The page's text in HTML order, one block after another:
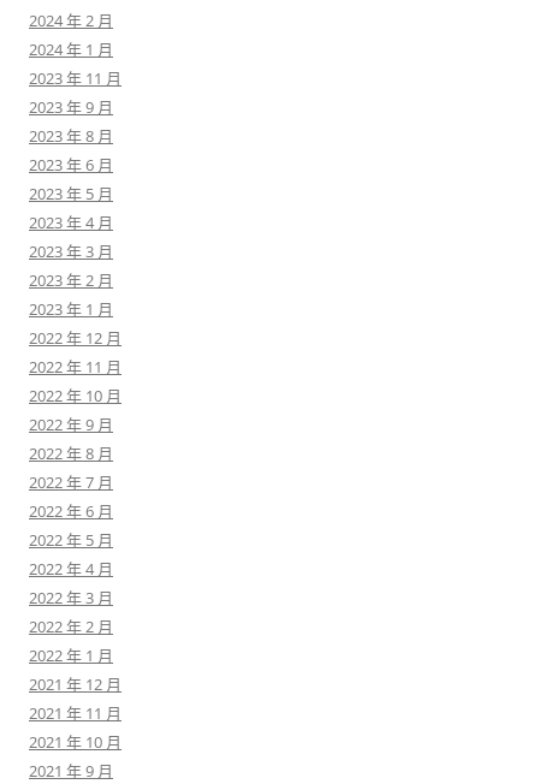
2024 年 2 月
2024 年 1 月
2023 年 11 月
2023 年 9 月
2023 年 8 月
2023 年 6 月
2023 年 5 月
2023 年 4 月
2023 年 3 月
2023 年 2 月
2023 年 1 月
2022 年 12 月
2022 年 11 月
2022 年 10 月
2022 年 9 月
2022 年 8 月
2022 年 7 月
2022 年 6 月
2022 年 5 月
2022 年 4 月
2022 年 3 月
2022 年 2 月
2022 年 1 月
2021 年 12 月
2021 年 11 月
2021 年 10 月
2021 年 9 月